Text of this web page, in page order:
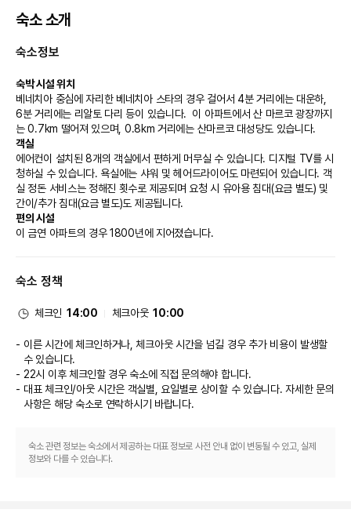
숙소 소개
숙소정보
숙박 시설 위치
베네치아 중심에 자리한 베네치아 스타의 경우 걸어서 4분 거리에는 대운하,
6분 거리에는 리알토 다리 등이 있습니다.  이 아파트에서 산 마르코 광장까지
는 0.7km 떨어져 있으며, 0.8km 거리에는 산마르코 대성당도 있습니다.
객실
에어컨이 설치된 8개의 객실에서 편하게 머무실 수 있습니다. 디지털 TV를 시
청하실 수 있습니다. 욕실에는 샤워 및 헤어드라이어도 마련되어 있습니다. 객
실 정돈 서비스는 정해진 횟수로 제공되며 요청 시 유아용 침대(요금 별도) 및
간이/추가 침대(요금 별도)도 제공됩니다.
편의 시설
이 금연 아파트의 경우 1800년에 지어졌습니다.
숙소 정책
체크인 14:00 체크아웃 10:00
이른 시간에 체크인하거나, 체크아웃 시간을 넘길 경우 추가 비용이 발생할
수 있습니다.
22시 이후 체크인할 경우 숙소에 직접 문의해야 합니다.
대표 체크인/아웃 시간은 객실별, 요일별로 상이할 수 있습니다. 자세한 문의
사항은 해당 숙소로 연락하시기 바랍니다.
숙소 관련 정보는 숙소에서 제공하는 대표 정보로 사전 안내 없이 변동될 수 있고, 실제
정보와 다를 수 있습니다.